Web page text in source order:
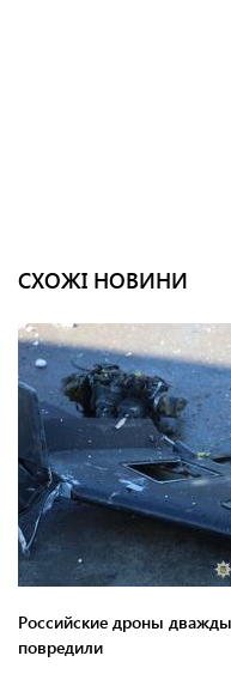
СХОЖІ НОВИНИ
Российские дроны
повредили